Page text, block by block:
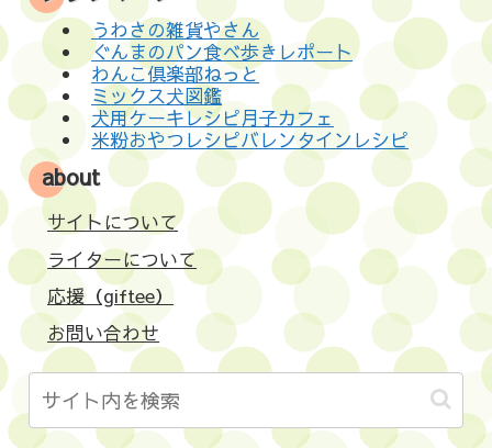
うわさの雑貨やさん
ぐんまのパン食べ歩きレポート
わんこ倶楽部ねっと
ミックス犬図鑑
犬用ケーキレシピ月子カフェ
米粉おやつレシピバレンタインレシピ
about
サイトについて
ライターについて
応援（giftee）
お問い合わせ